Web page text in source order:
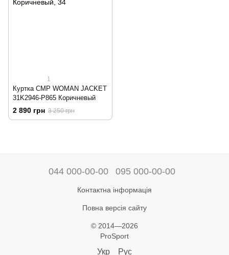
1
Куртка CMP WOMAN JACKET
31K2946-P865 Коричневый
2 890 грн 3 250 грн
044 000-00-00 095 000-00-00
Контактна інформація
Повна версія сайту
© 2014—2026
ProSport
Укр Рус